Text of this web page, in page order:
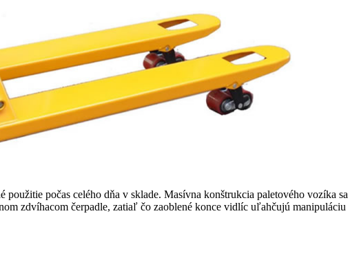
použitie počas celého dňa v sklade. Masívna konštrukcia paletového vozíka sa
zdvíhacom čerpadle, zatiaľ čo zaoblené konce vidlíc uľahčujú manipuláciu